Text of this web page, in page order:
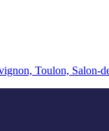
Toulon, Salon-